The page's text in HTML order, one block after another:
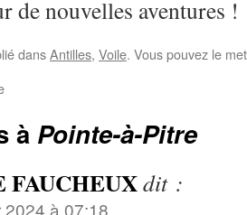
de nouvelles aventures !
dansAntilles, Voile. Vous pouvez le
à Pointe-à-Pitre
FAUCHEUXdit :
2024 à 07:18